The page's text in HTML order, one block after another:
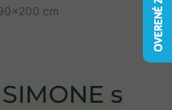
cm
s